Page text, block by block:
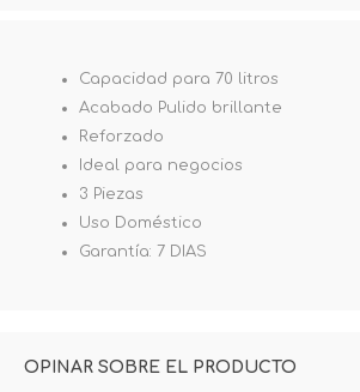
Capacidad para 70 litros
Acabado Pulido brillante
Reforzado
Ideal para negocios
3 Piezas
Uso Doméstico
Garantía: 7 DIAS
OPINAR SOBRE EL PRODUCTO